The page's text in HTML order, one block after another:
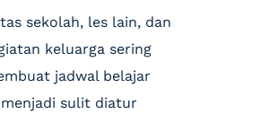
sekolah, les lain, dan
keluarga sering
jadwal belajar
menjadi sulit diatur